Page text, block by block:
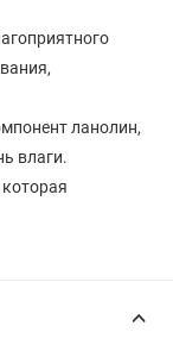
ланолин,
влаги.